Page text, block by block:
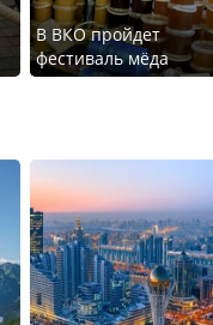
В ВКО пройдет
фестиваль мёда